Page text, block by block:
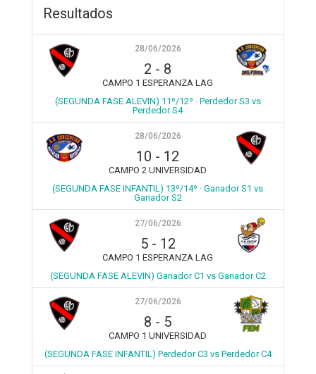
Resultados
28/06/2026
2 - 8
CAMPO 1 ESPERANZA LAG
(SEGUNDA FASE ALEVIN) 11º/12º · Perdedor S3 vs
Perdedor S4
28/06/2026
10 - 12
CAMPO 2 UNIVERSIDAD
(SEGUNDA FASE INFANTIL) 13º/14º · Ganador S1 vs
Ganador S2
27/06/2026
5- 12
CAMPO 1 ESPERANZA LAG
(SEGUNDA FASE ALEVIN) Ganador C1 vs Ganador C2
27/06/2026
8 - 5
CAMPO 1 UNIVERSIDAD
(SEGUNDA FASE INFANTIL) Perdedor C3 vs Perdedor C4